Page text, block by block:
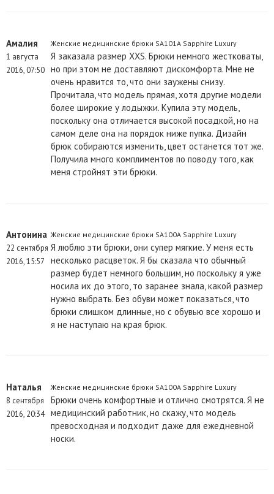
Амалия
1 августа
2016, 07:50
Женские медицинские брюки SA101A Sapphire Luxury
Я заказала размер XXS. Брюки немного жестковаты,
но при этом не доставляют дискомфорта. Мне не
очень нравится то, что они заужены снизу.
Прочитала, что модель прямая, хотя другие модели
более широкие у лодыжки. Купила эту модель,
поскольку она отличается высокой посадкой, но на
самом деле она на порядок ниже пупка. Дизайн
брюк собираются изменить, цвет останется тот же.
Получила много комплиментов по поводу того, как
меня стройнят эти брюки.
Антонина
22 сентября
2016, 15:57
Женские медицинские брюки SA100A Sapphire Luxury
Я люблю эти брюки, они супер мягкие. У меня есть
несколько расцветок. Я бы сказала что обычный
размер будет немного большим, но поскольку я уже
носила их до этого, то заранее знала, какой размер
нужно выбрать. Без обуви может показаться, что
брюки слишком длинные, но с обувью все хорошо и
я не наступаю на края брюк.
Наталья
8 сентября
2016, 20:34
Женские медицинские брюки SA100A Sapphire Luxury
Брюки очень комфортные и отлично смотрятся. Я не
медицинский работник, но скажу, что модель
превосходная и подходит даже для ежедневной
носки.